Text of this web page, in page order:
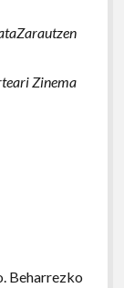
Zinema
Beharrezko